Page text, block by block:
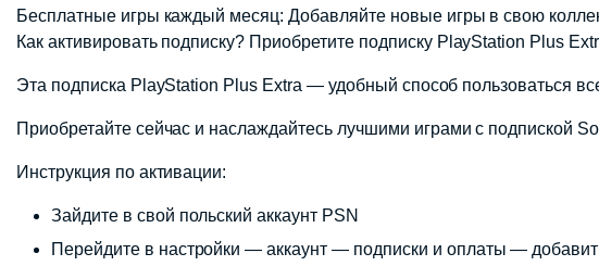
Бесплатные игры каждый месяц: Добавляйте новые игры в свою
Как активировать подписку? Приобретите подписку PlayStation Plus
Эта подписка PlayStation Plus Extra — удобный способ пользоваться
Приобретайте сейчас и наслаждайтесь лучшими играми с подпиской
Инструкция по активации:
Зайдите в свой польский аккаунт PSN
Перейдите в настройки — аккаунт — подписки и оплаты —